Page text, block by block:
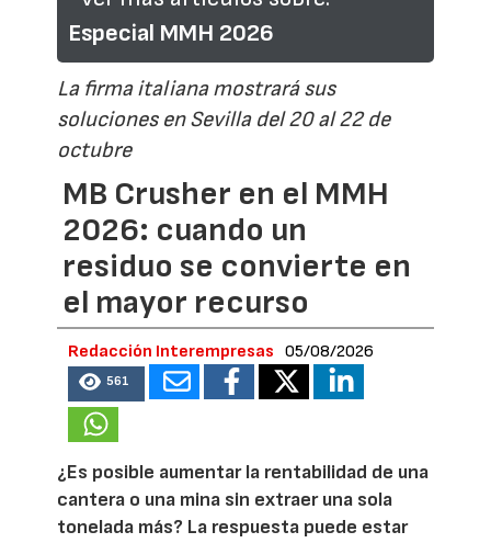
Especial MMH 2026
La firma italiana mostrará sus
soluciones en Sevilla del 20 al 22 de
octubre
MB Crusher en el MMH
2026: cuando un
residuo se convierte en
el mayor recurso
Redacción Interempresas 05/08/2026
561
¿Es posible aumentar la rentabilidad de una
cantera o una mina sin extraer una sola
tonelada más? La respuesta puede estar